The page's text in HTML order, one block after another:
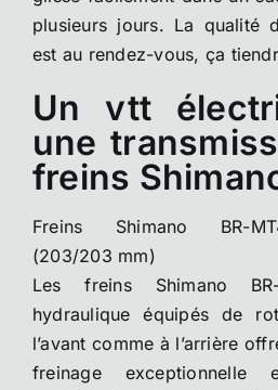
plusieurs jours. La qualité
est au rendez-vous, ça
Un vtt
une
freins
Freins Shimano BR-
(203/203 mm)
Les freins Shimano
hydraulique équipés de
l’avant comme à l’arrière
freinage exceptionnelle